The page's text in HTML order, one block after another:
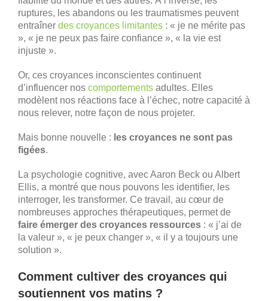
ruptures, les abandons ou les traumatismes peuvent
entraîner des croyances limitantes : « je ne mérite pas
», « je ne peux pas faire confiance », « la vie est
injuste ».
Or, ces croyances inconscientes continuent
d’influencer nos comportements adultes. Elles
modèlent nos réactions face à l’échec, notre capacité à
nous relever, notre façon de nous projeter.
Mais bonne nouvelle : les croyances ne sont pas
figées.
La psychologie cognitive, avec Aaron Beck ou Albert
Ellis, a montré que nous pouvons les identifier, les
interroger, les transformer. Ce travail, au cœur de
nombreuses approches thérapeutiques, permet de
faire émerger des croyances ressources : « j’ai de
la valeur », « je peux changer », « il y a toujours une
solution ».
Comment cultiver des croyances qui
soutiennent vos matins ?